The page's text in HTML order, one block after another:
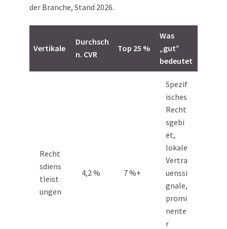
der Branche, Stand 2026.
Vertikale
Durchsch
n. CVR
Top 25 %
Was
„gut”
bedeutet
Recht
sdiens
tleist
ungen
4,2 % 7 %+
Spezif
isches
Recht
sgebi
et,
lokale
Vertra
uenssi
gnale,
promi
nente
r